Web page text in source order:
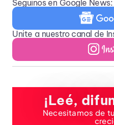
Seguinos en Google News:
Unite a nuestro canal de
¡Leé,
Necesitamos de